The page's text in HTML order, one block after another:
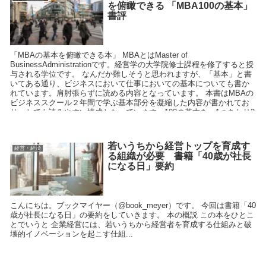
を俯瞰できる 「MBA100の基本」
書評
「MBAの基本を俯瞰できる本」 MBAとはMaster of
BusinessAdministrationです。経営学の大学院修士課程を修了すると授
与される学位です。 なんだか難しそうと思われますが、「基本」と書
いてある通り、ビジネスにおいて仕事においての基本についても書か
れています。肩肘張らずに読める内容となっています。 本書はMBAの
ビジネススクール２年間で学ぶ基本部分を凝縮した内容が書かれてお
り、とても読みやすい構成となっています。100の基本を、1つあたり2
経営・経済
若いうちから経営トップを育成す
る組織が必要 書籍「40歳が社長
になる日」要約
こんにちは。ブックマイヤー（@book_meyer）です。 今回は書籍「40
歳が社長になる日」の要約をしていきます。 本の概説 この本をひとこ
とでいうと 企業経営には、若いうちから経営者を育成する仕組みと破
壊的イノベーションを起こす仕組...